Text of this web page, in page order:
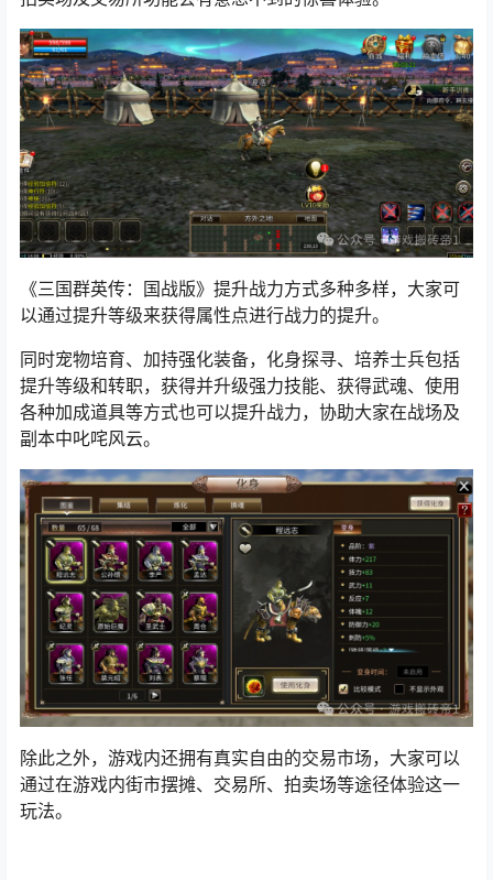
《三国群英传：国战版》提升战力方式多种多样，大家可
以通过提升等级来获得属性点进行战力的提升。
同时宠物培育、加持强化装备，化身探寻、培养士兵包括
提升等级和转职，获得并升级强力技能、获得武魂、使用
各种加成道具等方式也可以提升战力，协助大家在战场及
副本中叱咤风云。
除此之外，游戏内还拥有真实自由的交易市场，大家可以
通过在游戏内街市摆摊、交易所、拍卖场等途径体验这一
玩法。